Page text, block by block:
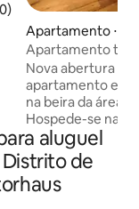
avaliação média de
Apartamento ⋅
Apartamento
cidade
Nova abertura 9/
apartamento em
na beira da área
Hospede-se na
construída em
2020, em uma
trânsito.
com
aluguel
de